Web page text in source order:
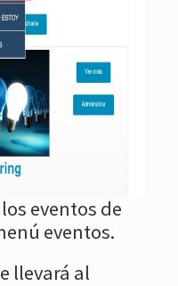
eventos de
eventos.
llevará al